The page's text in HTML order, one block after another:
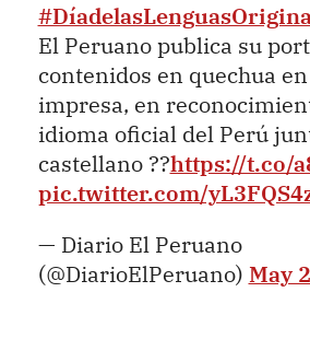
El Peruano publica su
contenidos en quechua
impresa, en
idioma oficial del Perú
castellano ??https://t.co/
pic.twitter.com/
— Diario El Peruano
(@DiarioElPeruano) May